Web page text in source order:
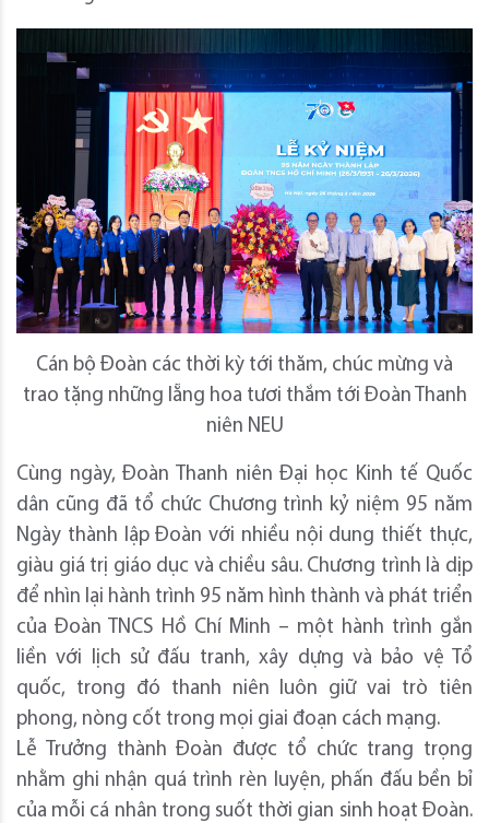
Cán bộ Đoàn các thời kỳ tới thăm, chúc mừng và
trao tặng những lẵng hoa tươi thắm tới Đoàn Thanh
niên NEU
Cùng ngày, Đoàn Thanh niên Đại học Kinh tế Quốc
dân cũng đã tổ chức Chương trình kỷ niệm 95 năm
Ngày thành lập Đoàn với nhiều nội dung thiết thực,
giàu giá trị giáo dục và chiều sâu. Chương trình là dịp
để nhìn lại hành trình 95 năm hình thành và phát triển
của Đoàn TNCS Hồ Chí Minh – một hành trình gắn
liền với lịch sử đấu tranh, xây dựng và bảo vệ Tổ
quốc, trong đó thanh niên luôn giữ vai trò tiên
phong, nòng cốt trong mọi giai đoạn cách mạng.
Lễ Trưởng thành Đoàn được tổ chức trang trọng
nhằm ghi nhận quá trình rèn luyện, phấn đấu bền bỉ
của mỗi cá nhân trong suốt thời gian sinh hoạt Đoàn.